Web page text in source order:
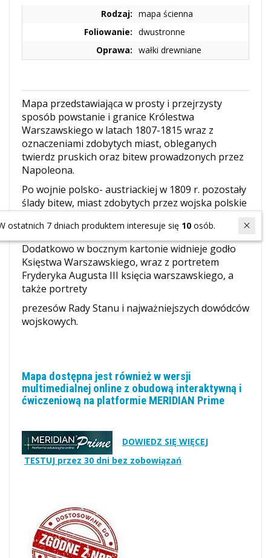
Rodzaj: mapa ścienna
Foliowanie: dwustronne
Oprawa: wałki drewniane
Mapa przedstawiająca w prosty i przejrzysty
sposób powstanie i granice Królestwa
Warszawskiego w latach 1807-1815 wraz z
oznaczeniami zdobytych miast, obleganych
twierdz pruskich oraz bitew prowadzonych przez
Napoleona.
Po wojnie polsko- austriackiej w 1809 r. pozostały
ślady bitew, miast zdobytych przez wojska polskie
austriackich.
Dodatkowo w bocznym kartonie widnieje godło
Księstwa Warszawskiego, wraz z portretem
Fryderyka Augusta III księcia warszawskiego, a
także portrety
prezesów Rady Stanu i najważniejszych dowódców
wojskowych.
Mapa dostępna jest również w wersji
multimedialnej online z obudową interaktywną i
ćwiczeniową na platformie MERIDIAN Prime
DOWIEDZ SIĘ WIĘCEJ
TESTUJ przez 30 dni bez zobowiązań
W ostatnich 7 dniach produktem interesuje się10osób.